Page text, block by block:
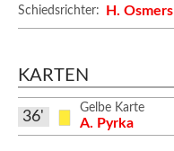
Schiedsrichter: H. Osmers
KARTEN
Gelbe Karte
A. Pyrka
36'